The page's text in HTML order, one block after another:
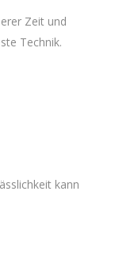
Zeit und
Technik.
kann